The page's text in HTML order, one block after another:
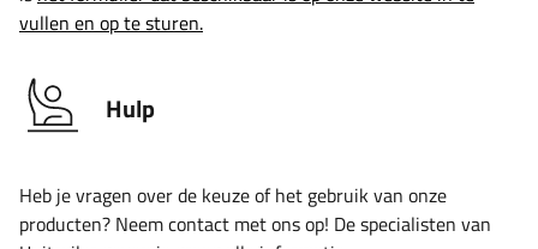
vullen en op te sturen.
Hulp
Heb je vragen over de keuze of het gebruik van onze
producten? Neem contact met ons op! De specialisten van